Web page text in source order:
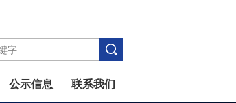
公示信息 联系我们